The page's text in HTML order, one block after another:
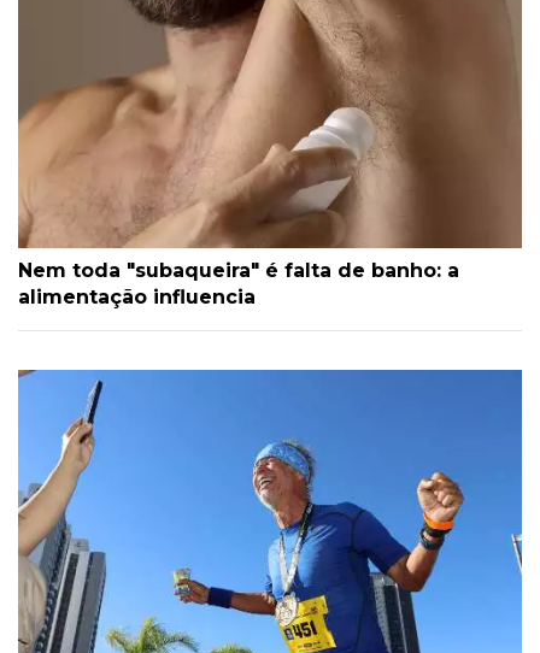
Nem toda "subaqueira" é falta de banho: a
alimentação influencia